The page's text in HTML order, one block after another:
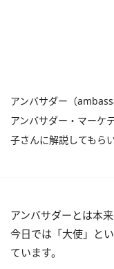
アンバサダー（
アンバサダー・マーケ
子さんに解説してもらい
アンバサダーとは本
今日では「大使」と
ています。